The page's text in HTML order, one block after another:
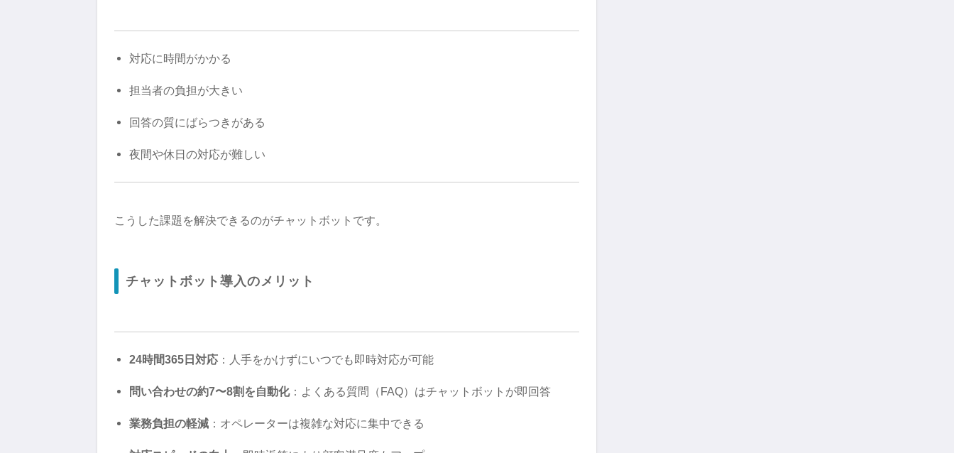
対応に時間がかかる
担当者の負担が大きい
回答の質にばらつきがある
夜間や休日の対応が難しい
こうした課題を解決できるのがチャットボットです。
チャットボット導入のメリット
24時間365日対応：人手をかけずにいつでも即時対応が可能
問い合わせの約7〜8割を自動化：よくある質問（FAQ）はチャットボットが即回答
業務負担の軽減：オペレーターは複雑な対応に集中できる